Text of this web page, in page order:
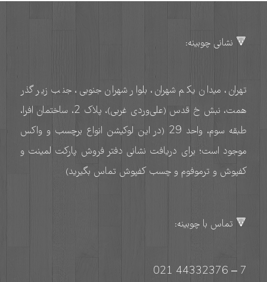
🔻 نشانی چوبینه:
تهران، میدان یکم شهران، بلوار شهران جنوبی، جنب زیر گذر
همت، نبش خ قدس (علی‌وردی غربی)، پلاک 2، ساختمان افرا،
طبقه سوم، واحد 29 (در این لوکیشن انواع برچسب و واکس
موجود است؛ برای دریافت نشانی دفتر فروش پارکت لمینت و
کفپوش و ترموفوم و چسب کفپوش تماس بگیرید)
🔻 تماس با چوبینه:
7 – 44332376 021